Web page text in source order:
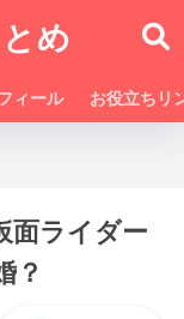
め
ィール お役立ちリ
面ライダー
？